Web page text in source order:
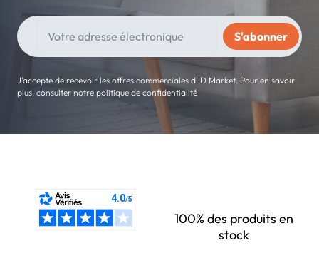
J'accepte de recevoir les offres commerciales d'ID Market. Pour en savoir
plus, consulter notre politique de confidentialité
100% des produits en
stock